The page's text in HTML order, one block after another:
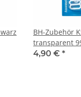
BH-Zubehör
transparent
4,90 € *